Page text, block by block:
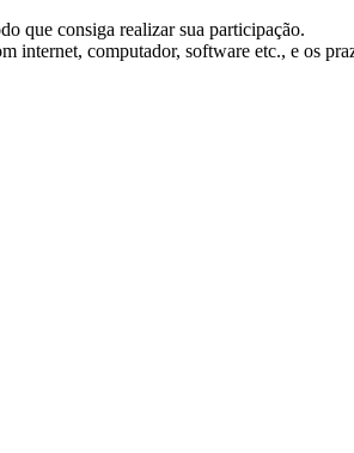
que consiga realizar sua participação.
computador, software etc., e os